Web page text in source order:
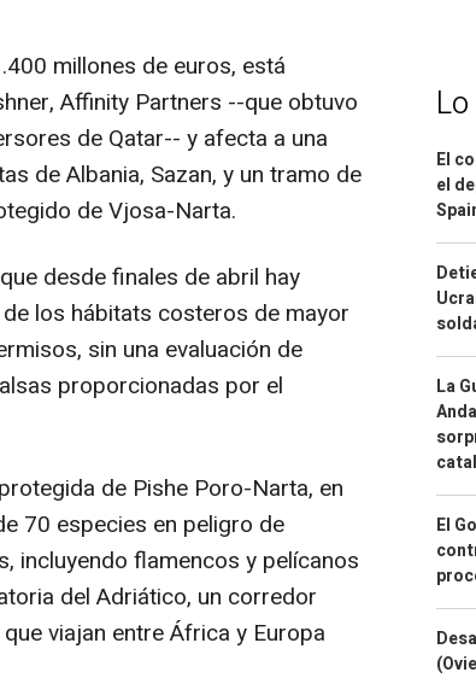
millones de euros, está
Affinity Partners --que obtuvo
de Qatar-- y afecta a una
de Albania, Sazan, y un tramo de
de Vjosa-Narta.
desde finales de abril hay
los hábitats costeros de mayor
sin una evaluación de
proporcionadas por el
de Pishe Poro-Narta, en
70 especies en peligro de
incluyendo flamencos y pelícanos
del Adriático, un corredor
viajan entre África y Europa
El
el
La
El